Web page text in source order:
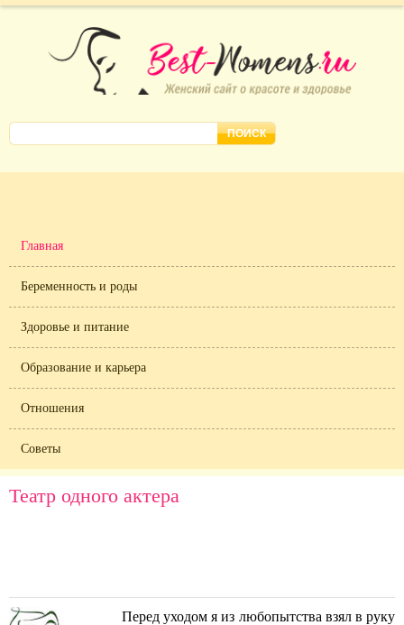
Главная
Беременность и роды
Здоровье и питание
Образование и карьера
Отношения
Советы
Театр одного актера
Перед уходом я из любопытства взял в руку